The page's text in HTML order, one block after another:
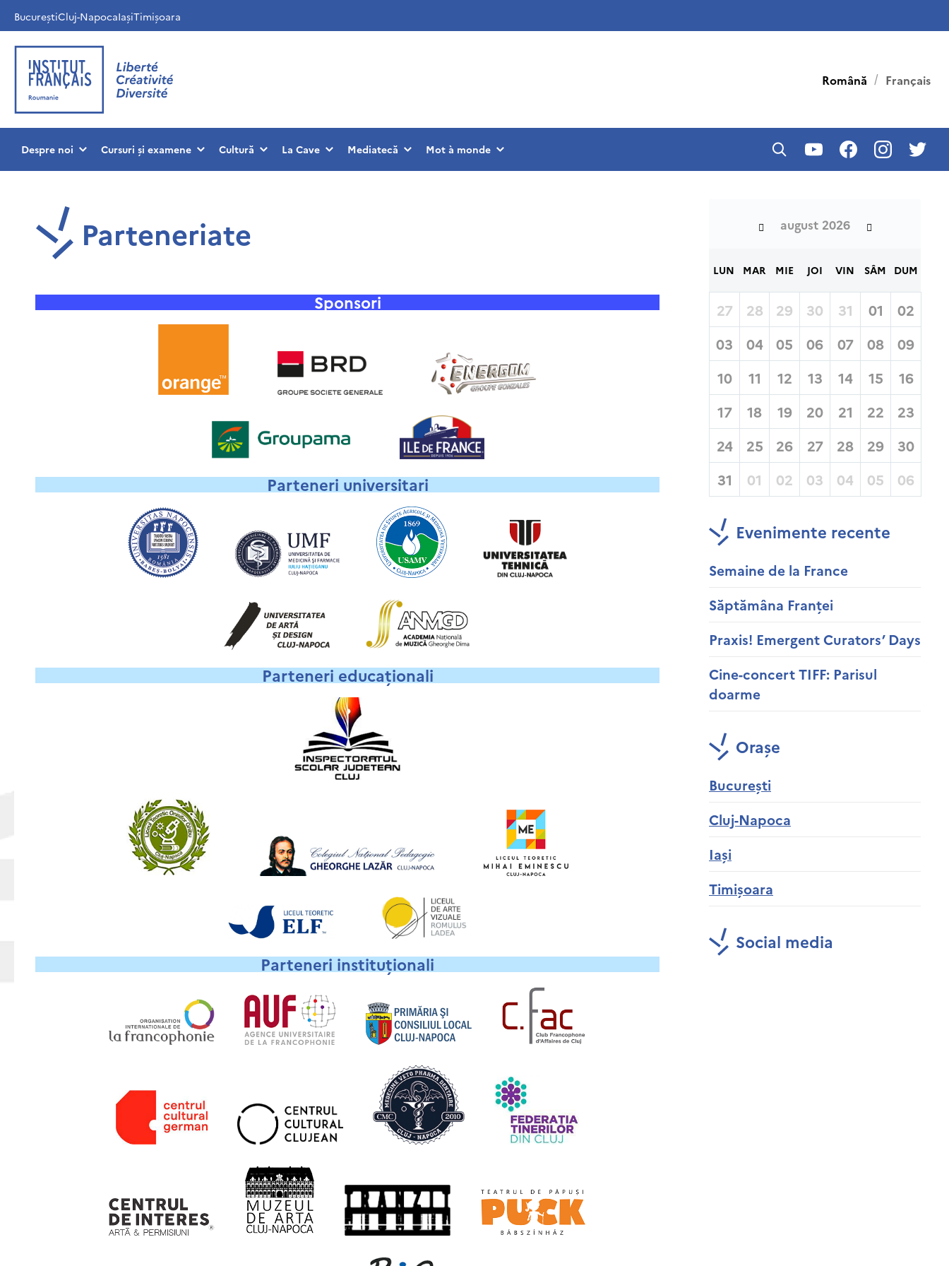
BucureștiCluj-NapocaIașiTimișoara
Română Français
Despre noi Cursuri și examene Cultură La Cave Mediatecă Mot à monde
Parteneriate
Sponsori
Parteneri universitari
Parteneri educaționali
Parteneri instituționali
august 2026
LUN MAR MIE JOI VIN SÂM DUM
27 28 29 30 31 01
02
03
04 05 06 07 08
09
10
11 12 13 14 15
16
17
18 19 20 21 22
23
24
25 26 27 28 29
30
31
01 02 03 04 05 06
Evenimente recente
Semaine de la France
Săptămâna Franței
Praxis! Emergent Curators’ Days
Cine-concert TIFF: Parisul
doarme
Orașe
București
Cluj-Napoca
Iași
Timișoara
Social media